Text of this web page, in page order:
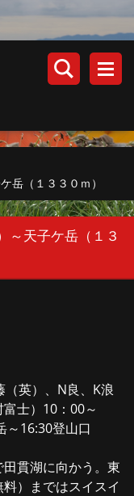
岳（１３３０ｍ）
～天子ケ岳（１３
英）、N良、K浪
士）10：00～
～16:30登山口
貫湖に向かう。東
）まではスイスイ